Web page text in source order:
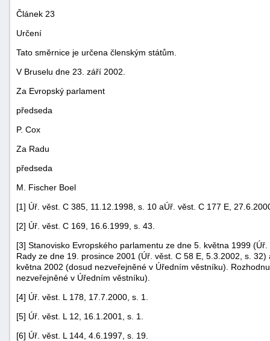
Článek 23
Určení
Tato směrnice je určena členským státům.
V Bruselu dne 23. září 2002.
Za Evropský parlament
předseda
P. Cox
Za Radu
předseda
M. Fischer Boel
[1] Úř. věst. C 385, 11.12.1998, s. 10 aÚř. věst. C 177 E,
[2] Úř. věst. C 169, 16.6.1999, s. 43.
[3] Stanovisko Evropského parlamentu ze dne 5. května 1999
Rady ze dne 19. prosince 2001 (Úř. věst. C 58 E, 5.3.2002, s.
května 2002 (dosud nezveřejněné v Úředním věstníku).
nezveřejněné v Úředním věstníku).
[4] Úř. věst. L 178, 17.7.2000, s. 1.
[5] Úř. věst. L 12, 16.1.2001, s. 1.
[6] Úř. věst. L 144, 4.6.1997, s. 19.